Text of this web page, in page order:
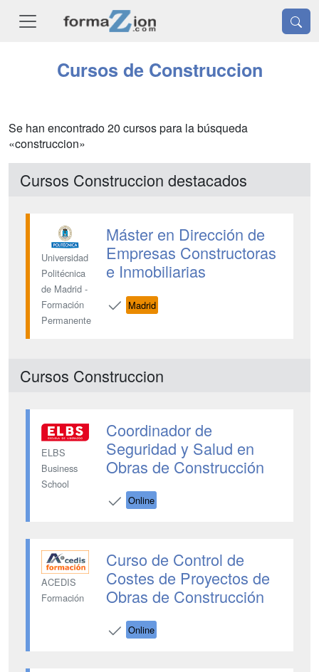
Cursos de Construccion
Se han encontrado 20 cursos para la búsqueda
«construccion»
Cursos Construccion destacados
Universidad
Politécnica
de Madrid -
Formación
Permanente
Máster en Dirección de
Empresas Constructoras
e Inmobiliarias
Madrid
Cursos Construccion
ELBS
Business
School
Coordinador de
Seguridad y Salud en
Obras de Construcción
Online
ACEDIS
Formación
Curso de Control de
Costes de Proyectos de
Obras de Construcción
Online